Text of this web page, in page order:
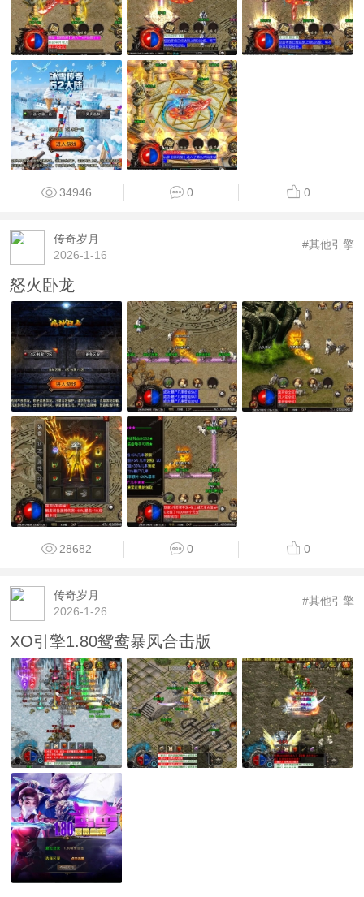
34946 0 0
传奇岁月
2026-1-16
#其他引擎
怒火卧龙
28682 0 0
传奇岁月
2026-1-26
#其他引擎
XO引擎1.80鸳鸯暴风合击版